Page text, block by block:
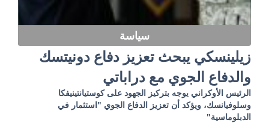
سياسة
زيلينسكي يبحث تعزيز دفاع دونيتسك
والدفاع الجوي مع دراباتي
الرئيس الأوكراني يوجه بتركيز الجهود على كوستيانتينيفكا
وسلوفيانسك، ويؤكد أن تعزيز الدفاع الجوي "استثمار في
الدبلوماسية"